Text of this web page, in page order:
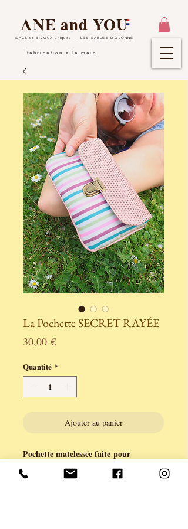
SACS et BIJOUX uniques - LES SABLES D'OLONNE
ANE and YOU
fabrication à la main
La Pochette SECRET RAYÉE
30,00 €Prix
Quantité *
Ajouter au panier
Pochette matelessée faite pour
acceuillir et protèger vos petits trésors...
et secrets.